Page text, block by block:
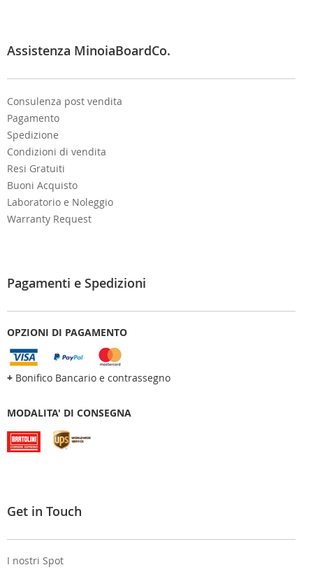
e
:
Assistenza MinoiaBoardCo.
Consulenza post vendita
Pagamento
Spedizione
Condizioni di vendita
Resi Gratuiti
Buoni Acquisto
Laboratorio e Noleggio
Warranty Request
Pagamenti e Spedizioni
OPZIONI DI PAGAMENTO
+ Bonifico Bancario e contrassegno
MODALITA' DI CONSEGNA
Get in Touch
I nostri Spot